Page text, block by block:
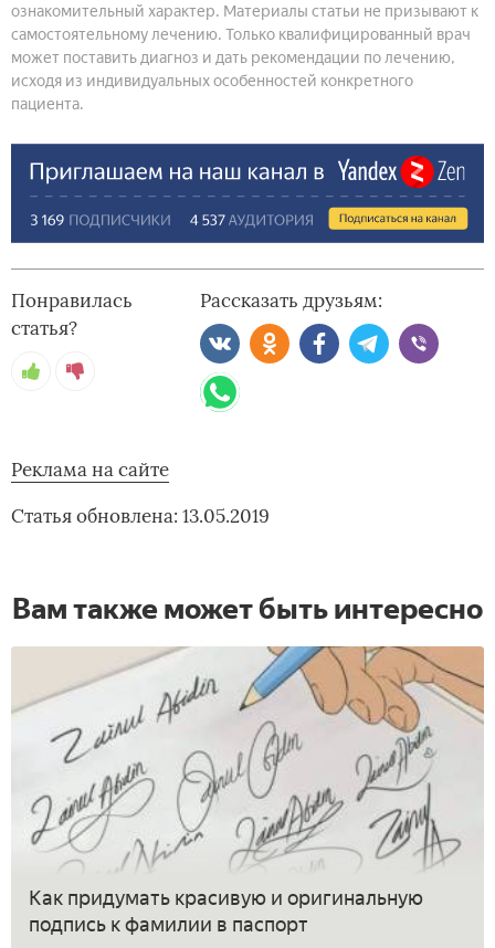
ознакомительный характер. Материалы статьи не призывают к
самостоятельному лечению. Только квалифицированный врач
может поставить диагноз и дать рекомендации по лечению,
исходя из индивидуальных особенностей конкретного
пациента.
Понравилась
статья?
Рассказать друзьям:
Реклама на сайте
Статья обновлена: 13.05.2019
Вам также может быть интересно
Как придумать красивую и оригинальную
подпись к фамилии в паспорт